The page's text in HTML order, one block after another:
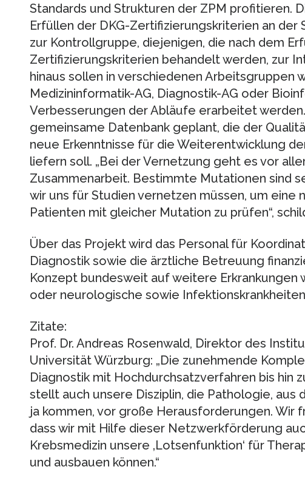
Standards und Strukturen der ZPM profitieren.
Erfüllen der DKG-Zertifizierungskriterien an
zur Kontrollgruppe, diejenigen, die nach dem
Zertifizierungskriterien behandelt werden, zur
hinaus sollen in verschiedenen Arbeitsgruppen
Medizininformatik-AG, Diagnostik-AG oder
Verbesserungen der Abläufe erarbeitet
gemeinsame Datenbank geplant, die der
neue Erkenntnisse für die Weiterentwicklung
liefern soll. „Bei der Vernetzung geht es vor
Zusammenarbeit. Bestimmte Mutationen sind
wir uns für Studien vernetzen müssen, um eine
Patienten mit gleicher Mutation zu prüfen“,
Über das Projekt wird das Personal für
Diagnostik sowie die ärztliche Betreuung
Konzept bundesweit auf weitere Erkrankungen
oder neurologische sowie
Zitate:
Prof. Dr. Andreas Rosenwald, Direktor des
Universität Würzburg: „Die zunehmende
Diagnostik mit Hochdurchsatzverfahren bis hin
stellt auch unsere Disziplin, die Pathologie, aus
ja kommen, vor große Herausforderungen. Wir
dass wir mit Hilfe dieser Netzwerkförderung
Krebsmedizin unsere ‚Lotsenfunktion‘ für
und ausbauen können.“